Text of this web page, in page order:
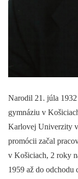
Narodil 21. júla
gymnáziu v
Karlovej Univerzity
promócii začal
v Košiciach, 2 roky
1959 až do